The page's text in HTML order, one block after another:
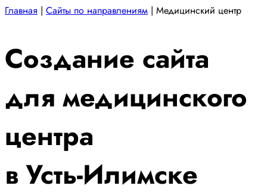
Главная | Сайты по направлениям | Медицинский центр
Создание сайта
для медицинского
центра
в Усть-Илимске